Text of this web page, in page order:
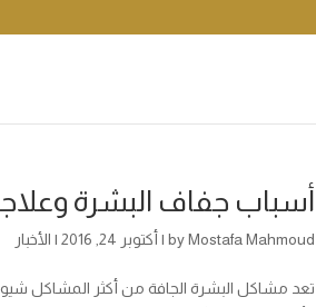
أسباب جفاف البشرة
byMostafa Mahmoud
| أكتوبر 24, 2016 | الأخبار
تعد مشاكل البشرة الجافة من أكثر المشاكل